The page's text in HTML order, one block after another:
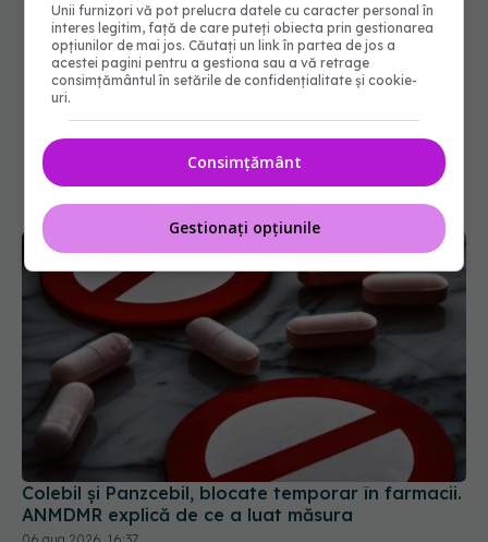
Colebil și Panzcebil, blocate temporar în farmacii.
ANMDMR explică de ce a luat măsura
Unii furnizori vă pot prelucra datele cu caracter personal în
interes legitim, față de care puteți obiecta prin gestionarea
opțiunilor de mai jos. Căutați un link în partea de jos a
acestei pagini pentru a gestiona sau a vă retrage
consimțământul în setările de confidențialitate și cookie-
uri.
Consimțământ
Gestionați opțiunile